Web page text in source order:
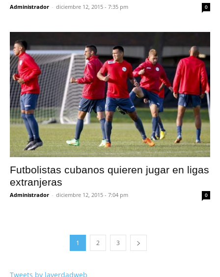
Administrador - diciembre 12, 2015 - 7:35 pm 0
Futbolistas cubanos quieren jugar en ligas
extranjeras
Administrador - diciembre 12, 2015 - 7:04 pm 0
1 2 3
Tweets by laverdadweb